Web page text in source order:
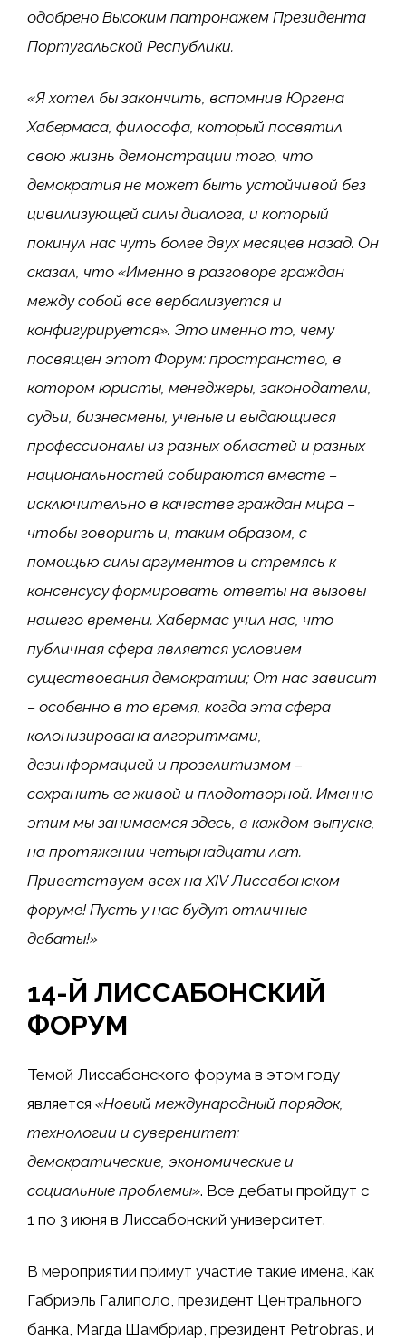
одобрено Высоким патронажем Президента
Португальской Республики.
«Я хотел бы закончить, вспомнив Юргена
Хабермаса, философа, который посвятил
свою жизнь демонстрации того, что
демократия не может быть устойчивой без
цивилизующей силы диалога, и который
покинул нас чуть более двух месяцев назад. Он
сказал, что «Именно в разговоре граждан
между собой все вербализуется и
конфигурируется». Это именно то, чему
посвящен этот Форум: пространство, в
котором юристы, менеджеры, законодатели,
судьи, бизнесмены, ученые и выдающиеся
профессионалы из разных областей и разных
национальностей собираются вместе –
исключительно в качестве граждан мира –
чтобы говорить и, таким образом, с
помощью силы аргументов и стремясь к
консенсусу формировать ответы на вызовы
нашего времени. Хабермас учил нас, что
публичная сфера является условием
существования демократии; От нас зависит
– особенно в то время, когда эта сфера
колонизирована алгоритмами,
дезинформацией и прозелитизмом –
сохранить ее живой и плодотворной. Именно
этим мы занимаемся здесь, в каждом выпуске,
на протяжении четырнадцати лет.
Приветствуем всех на XIV Лиссабонском
форуме! Пусть у нас будут отличные
дебаты!»
14-Й ЛИССАБОНСКИЙ
ФОРУМ
Темой Лиссабонского форума в этом году
является «Новый международный порядок,
технологии и суверенитет:
демократические, экономические и
социальные проблемы». Все дебаты пройдут с
1 по 3 июня в Лиссабонский университет.
В мероприятии примут участие такие имена, как
Габриэль Галиполо, президент Центрального
банка, Магда Шамбриар, президент Petrobras, и